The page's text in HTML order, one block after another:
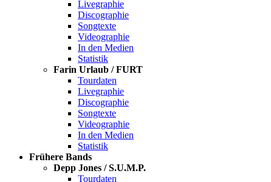
Livegraphie
Discographie
Songtexte
Videographie
In den Medien
Statistik
Farin Urlaub / FURT
Tourdaten
Livegraphie
Discographie
Songtexte
Videographie
In den Medien
Statistik
Frühere Bands
Depp Jones / S.U.M.P.
Tourdaten